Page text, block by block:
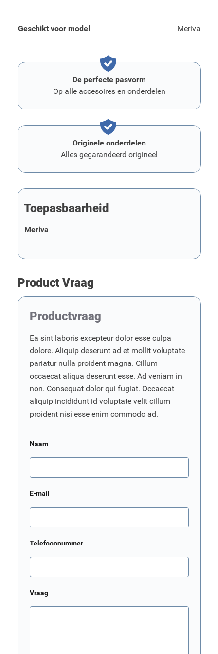
Geschikt voor model Meriva
De perfecte pasvorm
Op alle accesoires en onderdelen
Originele onderdelen
Alles gegarandeerd origineel
Toepasbaarheid
Meriva
Product Vraag
Productvraag
Ea sint laboris excepteur dolor esse culpa
dolore. Aliquip deserunt ad et mollit voluptate
pariatur nulla proident magna. Cillum
occaecat aliqua deserunt esse. Ad veniam in
non. Consequat dolor qui fugiat. Occaecat
aliquip incididunt id voluptate velit cillum
proident nisi esse enim commodo ad.
Naam
E-mail
Telefoonnummer
Vraag